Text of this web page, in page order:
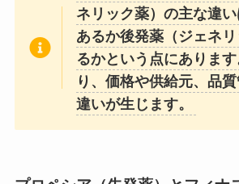
ネリック薬）の主な違
あるか後発薬（ジェネ
るかという点にありま
り、価格や供給元、品
違いが生じます。